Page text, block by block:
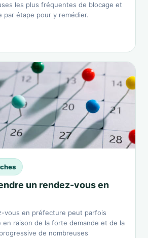
les plus fréquentes de blocage et
par étape pour y remédier.
un rendez-vous en
vous en préfecture peut parfois
en raison de la forte demande et de la
de nombreuses